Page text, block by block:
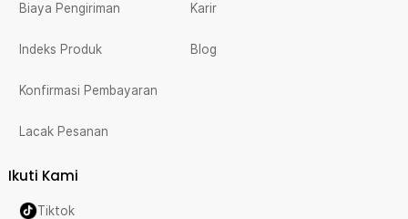
Biaya Pengiriman
Indeks Produk
Konfirmasi Pembayaran
Lacak Pesanan
Karir
Blog
Ikuti Kami
Tiktok